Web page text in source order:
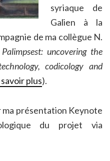
syriaque de
Galien à la
de ma collègue N.
uncovering the
codicology and
plus).
présentation Keynote
du projet via